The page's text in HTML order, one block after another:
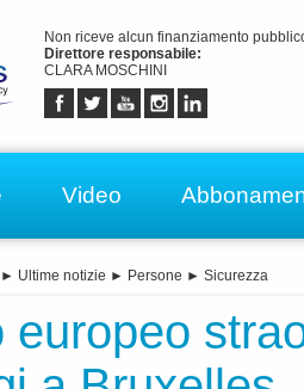
Non riceve alcun finanziamento
Direttore responsabile:
CLARA MOSCHINI
Video
► Ultime notizie ► Persone ► Sicurezza
europeo